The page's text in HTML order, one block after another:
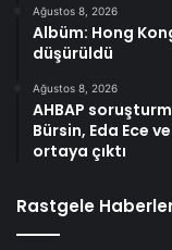
Ağustos 8, 2026
Albüm: Hong
düşürüldü
Ağustos 8, 2026
AHBAP
Bürsin, Eda Ece
ortaya çıktı
Rastgele